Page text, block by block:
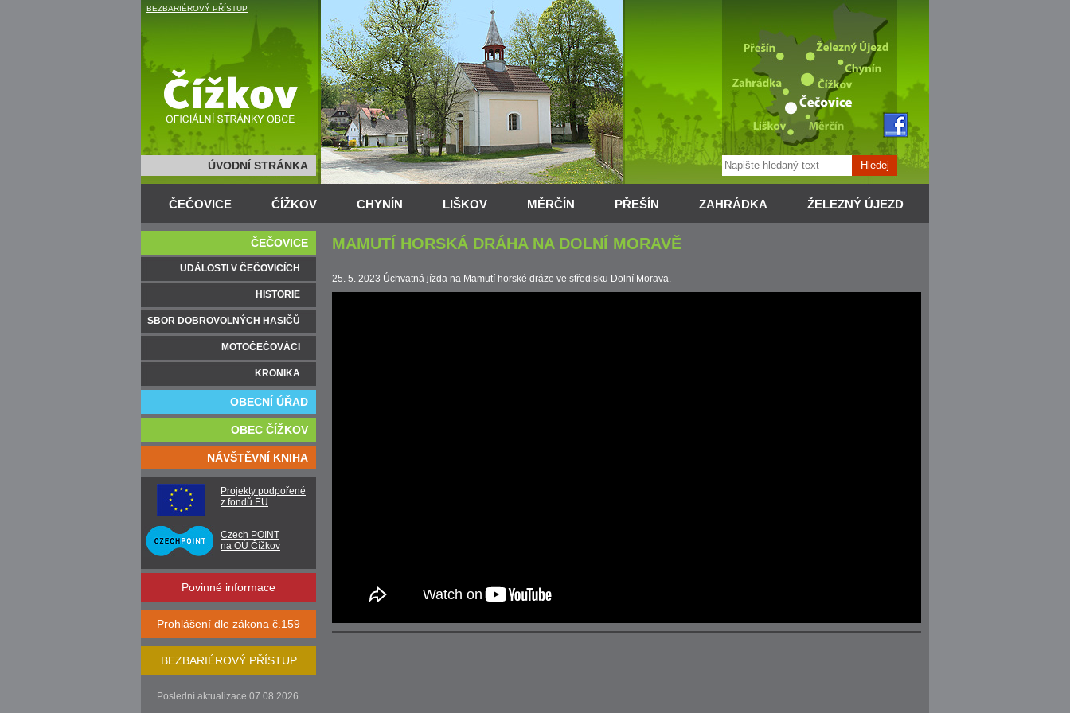
BEZBARIÉROVÝ PŘÍSTUP
Hledej
ÚVODNÍ STRÁNKA
ČEČOVICE ČÍŽKOV CHYNÍN LIŠKOV MĚRČÍN PŘEŠÍN ZAHRÁDKA ŽELEZNÝ ÚJEZD
MAMUTÍ HORSKÁ DRÁHA NA DOLNÍ MORAVĚ
25. 5. 2023 Úchvatná jízda na Mamutí horské dráze ve středisku Dolní Morava.
ČEČOVICE
UDÁLOSTI V ČEČOVICÍCH
HISTORIE
SBOR DOBROVOLNÝCH HASIČŮ
MOTOČEČOVÁCI
KRONIKA
OBECNÍ ÚŘAD
OBEC ČÍŽKOV
NÁVŠTĚVNÍ KNIHA
Projekty podpořené
z fondů EU
Czech POINT
na OÚ Čížkov
Povinné informace
Prohlášení dle zákona č.159
BEZBARIÉROVÝ PŘÍSTUP
Poslední aktualizace 07.08.2026